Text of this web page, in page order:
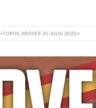
«TOROS AÑOVER 25 JULIO 2025»